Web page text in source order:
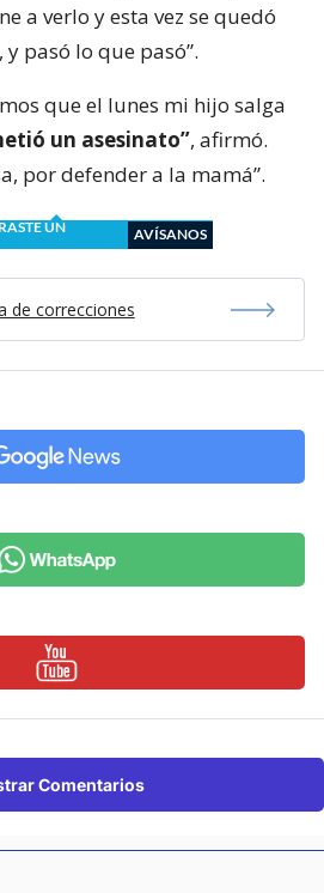
a verlo y esta vez se quedó
pasó lo que pasó”.
que el lunes mi hijo salga
un asesinato”, afirmó.
por defender a la mamá”.
UN
AVÍSANOS
de correcciones
Comentarios